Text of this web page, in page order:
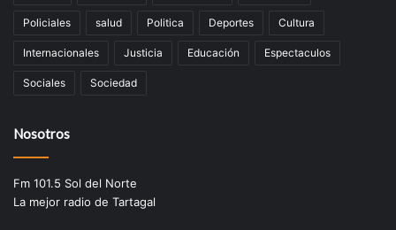
Policiales salud Politica Deportes Cultura
Internacionales Justicia Educación Espectaculos
Sociales Sociedad
Nosotros
Fm 101.5 Sol del Norte
La mejor radio de Tartagal